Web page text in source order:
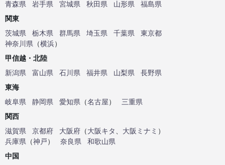
青森県
岩手県 宮城県 秋田県 山形県
福島県
関東
茨城県
栃木県 群馬県 埼玉県 千葉県
東京都
神奈川県 （横浜）
甲信越・北陸
新潟県
富山県 石川県 福井県 山梨県
長野県
東海
岐阜県
静岡県 愛知県 （名古屋）
三重県
関西
滋賀県
京都府 大阪府 （大阪キタ 大阪ミナミ ）
兵庫県 （神戸） 奈良県
和歌山県
中国